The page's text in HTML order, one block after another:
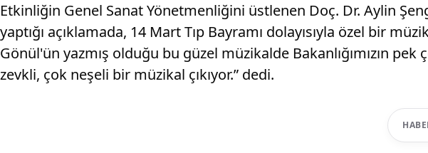
Etkinliğin Genel Sanat Yönetmenliğini üstlenen Doç. Dr. Aylin
yaptığı açıklamada, 14 Mart Tıp Bayramı dolayısıyla özel bir
Gönül'ün yazmış olduğu bu güzel müzikalde Bakanlığımızın
zevkli, çok neşeli bir müzikal çıkıyor.” dedi.